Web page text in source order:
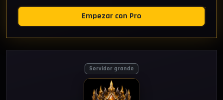
Empezar con Pro
Servidor grande